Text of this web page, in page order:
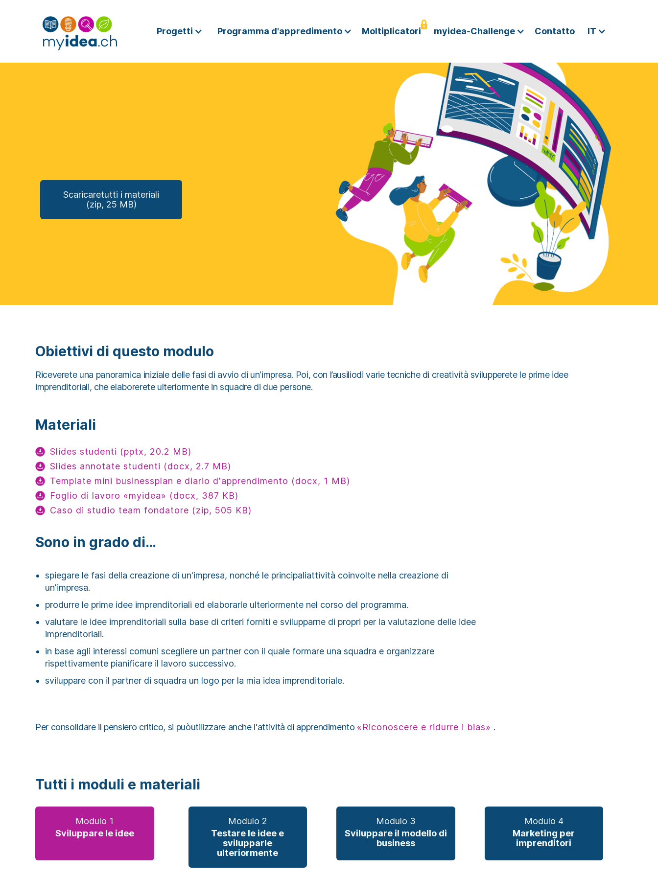
Progetti Programma d'appredimento Moltiplicatori myidea-Challenge Contatto IT
Scaricaretutti i materiali
(zip, 25 MB)
Obiettivi di questo modulo
Riceverete una panoramica iniziale delle fasi di avvio di un'impresa. Poi, con l’ausiliodi varie tecniche di creatività svilupperete le prime idee
imprenditoriali, che elaborerete ulteriormente in squadre di due persone.
Materiali
Slides studenti (pptx, 20.2 MB)
Slides annotate studenti (docx, 2.7 MB)
Template mini businessplan e diario d'apprendimento (docx, 1 MB)
Foglio di lavoro «myidea» (docx, 387 KB)
Caso di studio team fondatore (zip, 505 KB)
Sono in grado di…
spiegare le fasi della creazione di un'impresa, nonché le principaliattività coinvolte nella creazione di
un'impresa.
produrre le prime idee imprenditoriali ed elaborarle ulteriormente nel corso del programma.
valutare le idee imprenditoriali sulla base di criteri forniti e svilupparne di propri per la valutazione delle idee
imprenditoriali.
in base agli interessi comuni scegliere un partner con il quale formare una squadra e organizzare
rispettivamente pianificare il lavoro successivo.
sviluppare con il partner di squadra un logo per la mia idea imprenditoriale.
Per consolidare il pensiero critico, si puòutilizzare anche l'attività di apprendimento «Riconoscere e ridurre i bias» .
Tutti i moduli e materiali
Modulo 1
Sviluppare le idee
Modulo 2
Testare le idee e
svilupparle
ulteriormente
Modulo 3
Sviluppare il modello di
business
Modulo 4
Marketing per
imprenditori